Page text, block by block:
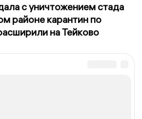
с уничтожением стада
районе карантин по
на Тейково